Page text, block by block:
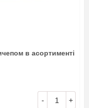
в асортименті
- +